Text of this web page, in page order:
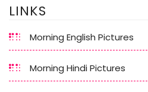
LINKS
Morning English Pictures
Morning Hindi Pictures